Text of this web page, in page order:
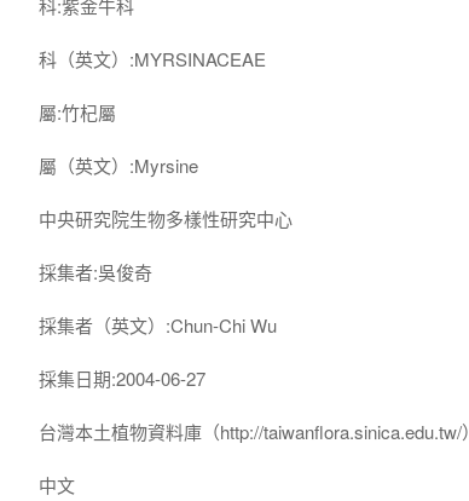
科（英文）:MYRSINACEAE
屬:竹杞屬
屬（英文）:Myrsine
中央研究院生物多樣性研究中心
採集者:吳俊奇
採集者（英文）:Chun-Chi Wu
採集日期:2004-06-27
台灣本土植物資料庫（http://taiwanflora.sinica.edu.tw/）
中文